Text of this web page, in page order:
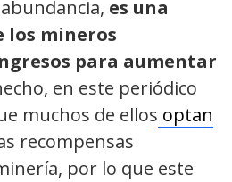
es una
los mineros
para aumentar
en este periódico
muchos de ellos optan
recompensas
por lo que este